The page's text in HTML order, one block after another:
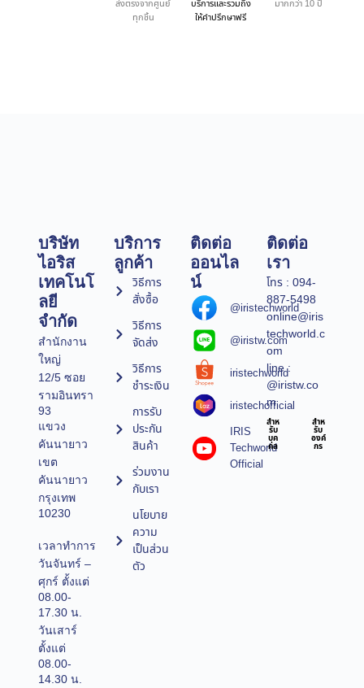
ส่งตรงจากศูนย์
ทุกชิ้น
บริการและรวมถึง
ให้คำปรึกษาฟรี
มากกว่า 10 ปี
บริษัท
ไอริส
เทคโนโ
ลยี
จำกัด
สำนักงาน
ใหญ่
12/5 ซอย
รามอินทรา
93
แขวง
คันนายาว
เขต
คันนายาว
กรุงเทพ
10230
เวลาทำการ
วันจันทร์ –
ศุกร์ ตั้งแต่
08.00-
17.30 น.
วันเสาร์
ตั้งแต่
08.00-
14.30 น.
บริการ
ลูกค้า
วิธีการ
สั่งซื้อ
วิธีการ
จัดส่ง
วิธีการ
ชำระเงิน
การรับ
ประกัน
สินค้า
ร่วมงาน
กับเรา
นโยบาย
ความ
เป็นส่วน
ตัว
ติดต่อ
ออนไล
น์
@iristechworld
@iristw.com
iristechworld
iristechofficial
IRIS
Techworld
Official
ติดต่อ
เรา
โทร : 094-
887-5498
online@iris
techworld.c
om
line :
@iristw.co
m
สำห
รับ
บุค
คล
สำห
รับ
องค์
กร